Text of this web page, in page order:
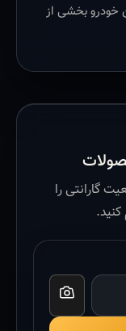
خودرو بخشی از
گارانتی را